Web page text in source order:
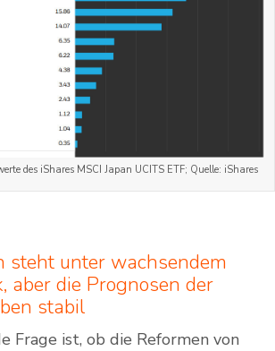
des iShares MSCI Japan UCITS ETF; Quelle: iShares
steht unter wachsendem
aber die Prognosen der
stabil
Frage ist, ob die Reformen von